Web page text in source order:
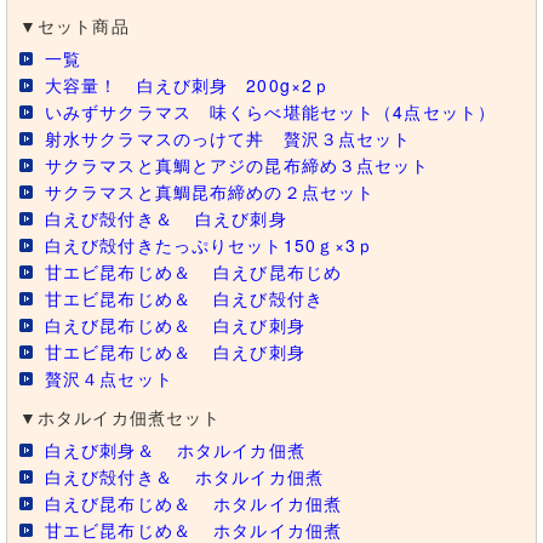
▼セット商品
一覧
大容量！ 白えび刺身 200g×2ｐ
いみずサクラマス 味くらべ堪能セット（4点セット）
射水サクラマスのっけて丼 贅沢３点セット
サクラマスと真鯛とアジの昆布締め３点セット
サクラマスと真鯛昆布締めの２点セット
白えび殻付き＆
白えび刺身
白えび殻付きたっぷりセット150ｇ×3ｐ
甘エビ昆布じめ＆
白えび昆布じめ
甘エビ昆布じめ＆
白えび殻付き
白えび昆布じめ＆
白えび刺身
甘エビ昆布じめ＆
白えび刺身
贅沢４点セット
▼ホタルイカ佃煮セット
白えび刺身＆
ホタルイカ佃煮
白えび殻付き＆
ホタルイカ佃煮
白えび昆布じめ＆
ホタルイカ佃煮
甘エビ昆布じめ＆
ホタルイカ佃煮